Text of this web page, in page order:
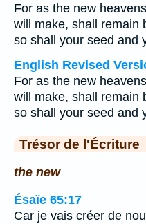
For as the new
will make, shall remain
so shall your seed and
English Revised
For as the new
will make, shall remain
so shall your seed and
Trésor de l'Écriture
the new
Ésaïe 65:17
Car je vais créer de